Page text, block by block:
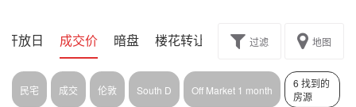
开放日 成交价 暗盘 楼花转让 过滤 地图
民宅 成交 伦敦 South D Off Market 1 month
6 找到的
房源